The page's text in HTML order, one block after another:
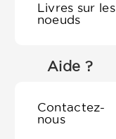
Livres sur les
noeuds
Aide ?
Contactez-
nous